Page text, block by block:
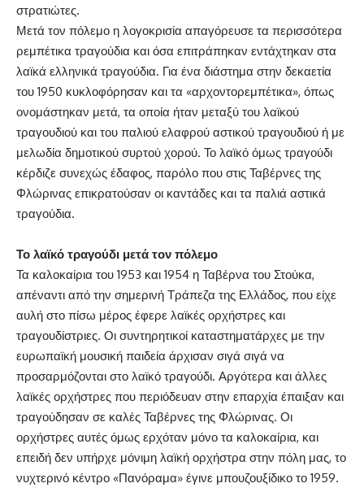
στρατιώτες.
Μετά τον πόλεμο η λογοκρισία απαγόρευσε τα περισσότερα
ρεμπέτικα τραγούδια και όσα επιτράπηκαν εντάχτηκαν στα
λαϊκά ελληνικά τραγούδια. Για ένα διάστημα στην δεκαετία
του 1950 κυκλοφόρησαν και τα «αρχοντορεμπέτικα», όπως
ονομάστηκαν μετά, τα οποία ήταν μεταξύ του λαϊκού
τραγουδιού και του παλιού ελαφρού αστικού τραγουδιού ή με
μελωδία δημοτικού συρτού χορού. Το λαϊκό όμως τραγούδι
κέρδιζε συνεχώς έδαφος, παρόλο που στις Ταβέρνες της
Φλώρινας επικρατούσαν οι καντάδες και τα παλιά αστικά
τραγούδια.
Το λαϊκό τραγούδι μετά τον πόλεμο
Τα καλοκαίρια του 1953 και 1954 η Ταβέρνα του Στούκα,
απέναντι από την σημερινή Τράπεζα της Ελλάδος, που είχε
αυλή στο πίσω μέρος έφερε λαϊκές ορχήστρες και
τραγουδίστριες. Οι συντηρητικοί καταστηματάρχες με την
ευρωπαϊκή μουσική παιδεία άρχισαν σιγά σιγά να
προσαρμόζονται στο λαϊκό τραγούδι. Αργότερα και άλλες
λαϊκές ορχήστρες που περιόδευαν στην επαρχία έπαιξαν και
τραγούδησαν σε καλές Ταβέρνες της Φλώρινας. Οι
ορχήστρες αυτές όμως ερχόταν μόνο τα καλοκαίρια, και
επειδή δεν υπήρχε μόνιμη λαϊκή ορχήστρα στην πόλη μας, το
νυχτερινό κέντρο «Πανόραμα» έγινε μπουζουξίδικο το 1959.